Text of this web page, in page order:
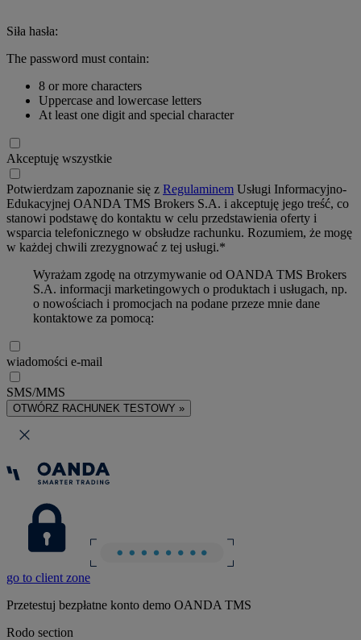
Siła hasła:
The password must contain:
8 or more characters
Uppercase and lowercase letters
At least one digit and special character
Akceptuję wszystkie
Potwierdzam zapoznanie się z Regulaminem Usługi Informacyjno-
Edukacyjnej OANDA TMS Brokers S.A. i akceptuję jego treść, co
stanowi podstawę do kontaktu w celu przedstawienia oferty i
wsparcia telefonicznego w obsłudze rachunku. Rozumiem, że mogę
w każdej chwili zrezygnować z tej usługi.*
Wyrażam zgodę na otrzymywanie od OANDA TMS Brokers
S.A. informacji marketingowych o produktach i usługach, np.
o nowościach i promocjach na podane przeze mnie dane
kontaktowe za pomocą:
wiadomości e-mail
SMS/MMS
OTWÓRZ RACHUNEK TESTOWY »
go to client zone
Przetestuj bezpłatne konto demo OANDA TMS
Rodo section